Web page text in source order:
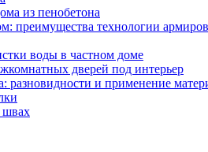
из пенобетона
преимущества технологии
воды в частном доме
дверей под интерьер
разновидности и применение
швах